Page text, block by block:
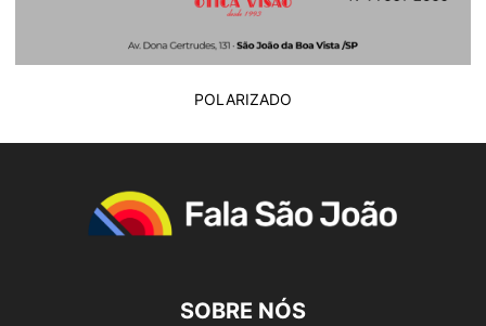
POLARIZADO
SOBRE NÓS